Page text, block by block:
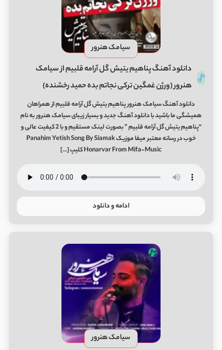
سیامک هنرور
دانلود آهنگ پناهیم یتیش گل آرامه قلبیم از سیامک
هنرور (ورژن غمگین ترکی نجاتم بده حمید رخشنده)
دانلود آهنگ سیامک هنرور پناهیم یتیش گل آرامه قلبیم از همراهان
همیشگی ما باشید با دانلود آهنگ جدید و بسیار زیبای سیامک هنرور به نام
“پناهیم یتیش گل آرامه قلبیم ” بصورت لینک مستقیم و با 2 کیفیت عالی و
خوب در رسانه معتبر میفا موزیک Panahim Yetish Song By Siamak
Honarvar From Mifa-Music کلیپ […]
ادامه و دانلود
سیامک هنرور